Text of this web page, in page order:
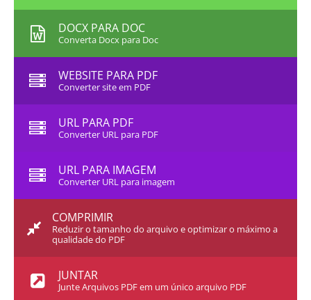
DOCX PARA DOC
Converta Docx para Doc
WEBSITE PARA PDF
Converter site em PDF
URL PARA PDF
Converter URL para PDF
URL PARA IMAGEM
Converter URL para imagem
COMPRIMIR
Reduzir o tamanho do arquivo e optimizar o máximo a
qualidade do PDF
JUNTAR
Junte Arquivos PDF em um único arquivo PDF